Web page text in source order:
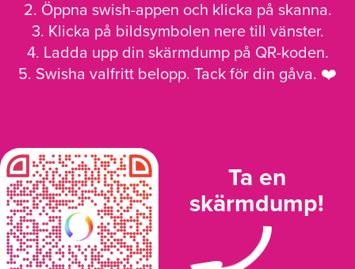
2. Öppna swish-appen och klicka på skanna.
3. Klicka på bildsymbolen nere till vänster.
4. Ladda upp din skärmdump på QR-koden.
5. Swisha valfritt belopp. Tack för din gåva. ❤️
Ta en
skärmdump!